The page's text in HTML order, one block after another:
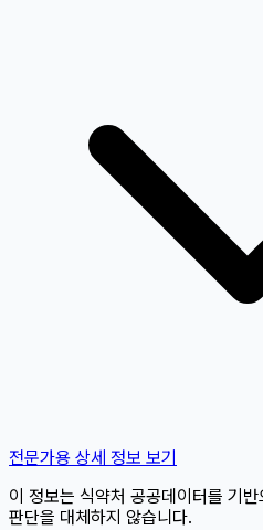
전문가용 상세 정보 보기
이 정보는 식약처 공공데이터를 기
판단을 대체하지 않습니다.